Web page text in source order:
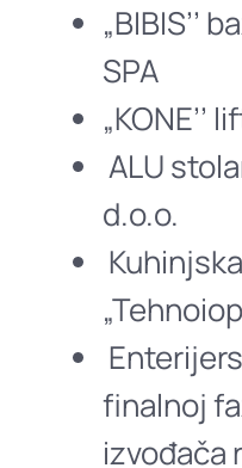
„BIBIS’’
SPA
„KONE’’
ALU
d.o.o.
finalnoj
izvođača